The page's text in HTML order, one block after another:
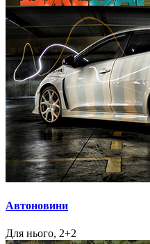
Автоновини
Для нього, 2+2